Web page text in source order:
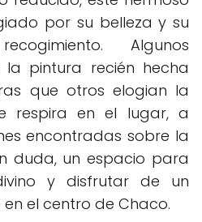
por su belleza y su
Algunos
la pintura recién hecha
que otros elogian la
respira en el lugar, a
encontradas sobre la
duda, un espacio para
y disfrutar de un
el centro de Chaco.